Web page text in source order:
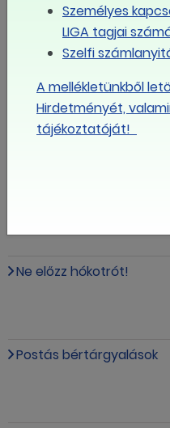
15 százalékos
vízügyi dolgozók
Színházi Műszaki
Szakszervezete: újabb
Ne előzz hókotrót!
Postás bértárgyalások
Személyes
LIGA tagjai
Szelfi
A mellékletünkből
Hirdetményét,
tájékoztatóját!